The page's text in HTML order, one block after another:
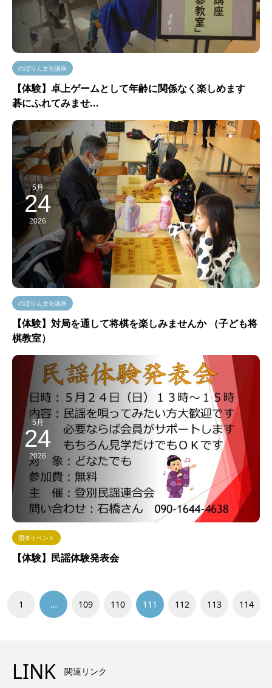
のぼりん文化講座
【体験】卓上ゲームとして年齢に関係なく楽しめます
碁にふれてみませ...
5月
24
2026
のぼりん文化講座
【体験】対局を通して将棋を楽しみませんか （子ども将
棋教室）
5月
24
2026
団体イベント
【体験】民謡体験発表会
1 … 109 110 111 112 113 114
LINK 関連リンク